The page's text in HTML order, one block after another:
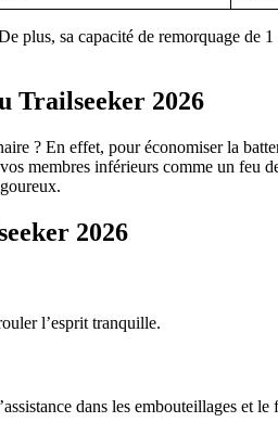
plus, sa capacité de remorquage
Trailseeker 2026
? En effet, pour économiser la
membres inférieurs comme un feu
2026
l’esprit tranquille.
dans les embouteillages et le